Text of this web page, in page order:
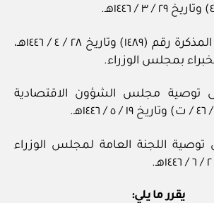
وبعد الاطلاع على المذكرة رقم (١٤٨٩) وتاريخ ٢٨ / ‏٤‏ / ١٤٤٦هـ،
بمجلس الوزراء.
توصية مجلس الشؤون الاقتصادية
توصية اللجنة العامة لمجلس الوزراء
يقرر ما يلي: